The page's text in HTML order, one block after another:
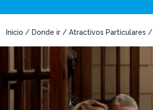
Inicio / Donde ir / Atractivos Particulares /